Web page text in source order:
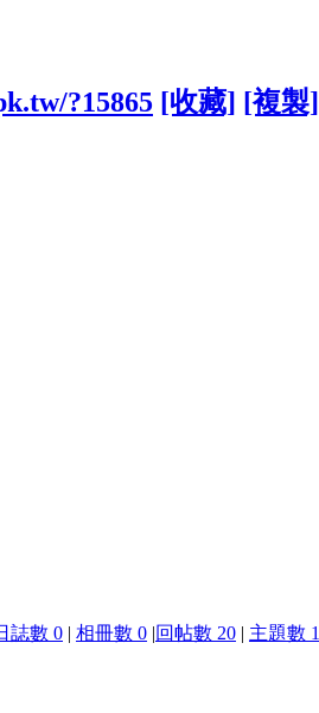
?15865 [收藏] [複製]
誌數 0 | 相冊數 0 |回帖數 20 | 主題數 1